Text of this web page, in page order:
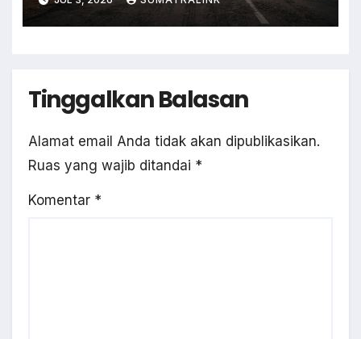
Tinggalkan Balasan
Alamat email Anda tidak akan dipublikasikan.
Ruas yang wajib ditandai *
Komentar *